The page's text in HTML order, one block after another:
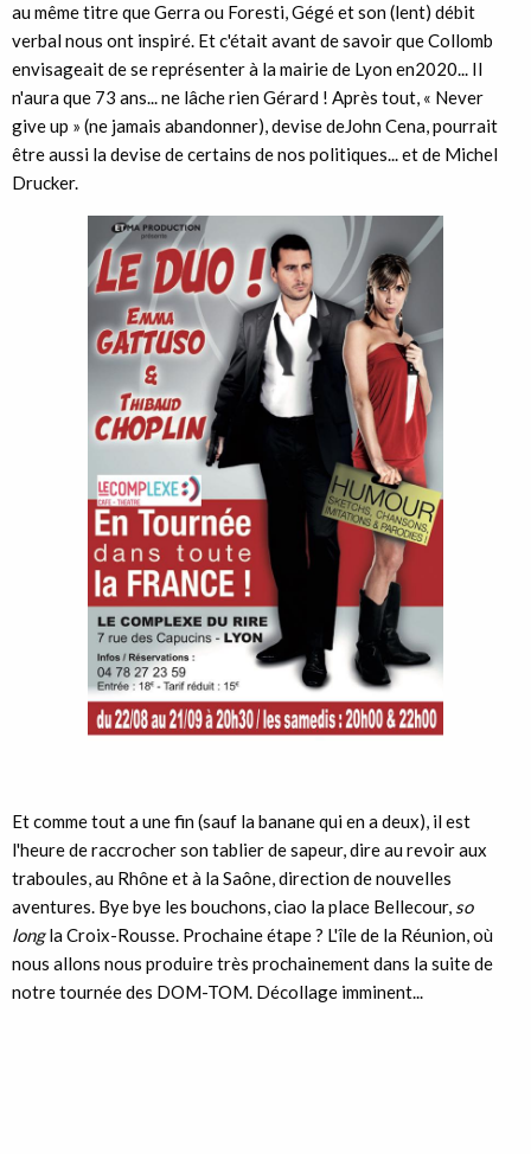
au même titre que Gerra ou Foresti, Gégé et son (lent) débit
verbal nous ont inspiré. Et c'était avant de savoir que Collomb
envisageait de se représenter à la mairie de Lyon en2020... Il
n'aura que 73 ans... ne lâche rien Gérard ! Après tout, « Never
give up » (ne jamais abandonner), devise deJohn Cena, pourrait
être aussi la devise de certains de nos politiques... et de Michel
Drucker.
Et comme tout a une fin (sauf la banane qui en a deux), il est
l'heure de raccrocher son tablier de sapeur, dire au revoir aux
traboules, au Rhône et à la Saône, direction de nouvelles
aventures. Bye bye les bouchons, ciao la place Bellecour, so
longla Croix-Rousse. Prochaine étape ? L'île de la Réunion, où
nous allons nous produire très prochainement dans la suite de
notre tournée des DOM-TOM. Décollage imminent...